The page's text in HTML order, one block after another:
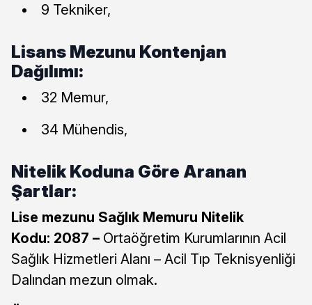
9 Tekniker,
Lisans Mezunu Kontenjan
Dağılımı:
32 Memur,
34 Mühendis,
Nitelik Koduna Göre Aranan
Şartlar:
Lise mezunu Sağlık Memuru Nitelik
Kodu: 2087 – Ortaöğretim Kurumlarının Acil
Sağlık Hizmetleri Alanı – Acil Tıp Teknisyenliği
Dalından mezun olmak.